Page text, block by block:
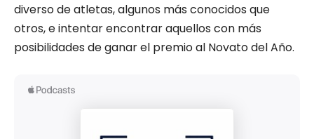
diverso de atletas, algunos más conocidos que
otros, e intentar encontrar aquellos con más
posibilidades de ganar el premio al Novato del Año.